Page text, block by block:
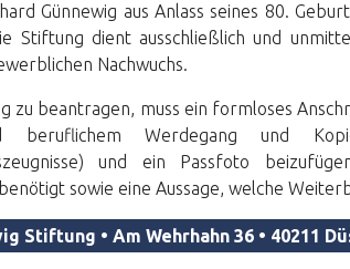
Günnewig aus Anlass seines 80.
Stiftung dient ausschließlich und
Nachwuchs.
zu beantragen, muss ein formloses
beruflichem Werdegang und
und ein Passfoto
sowie eine Aussage, welche
Stiftung • Am Wehrhahn 36 • 40211